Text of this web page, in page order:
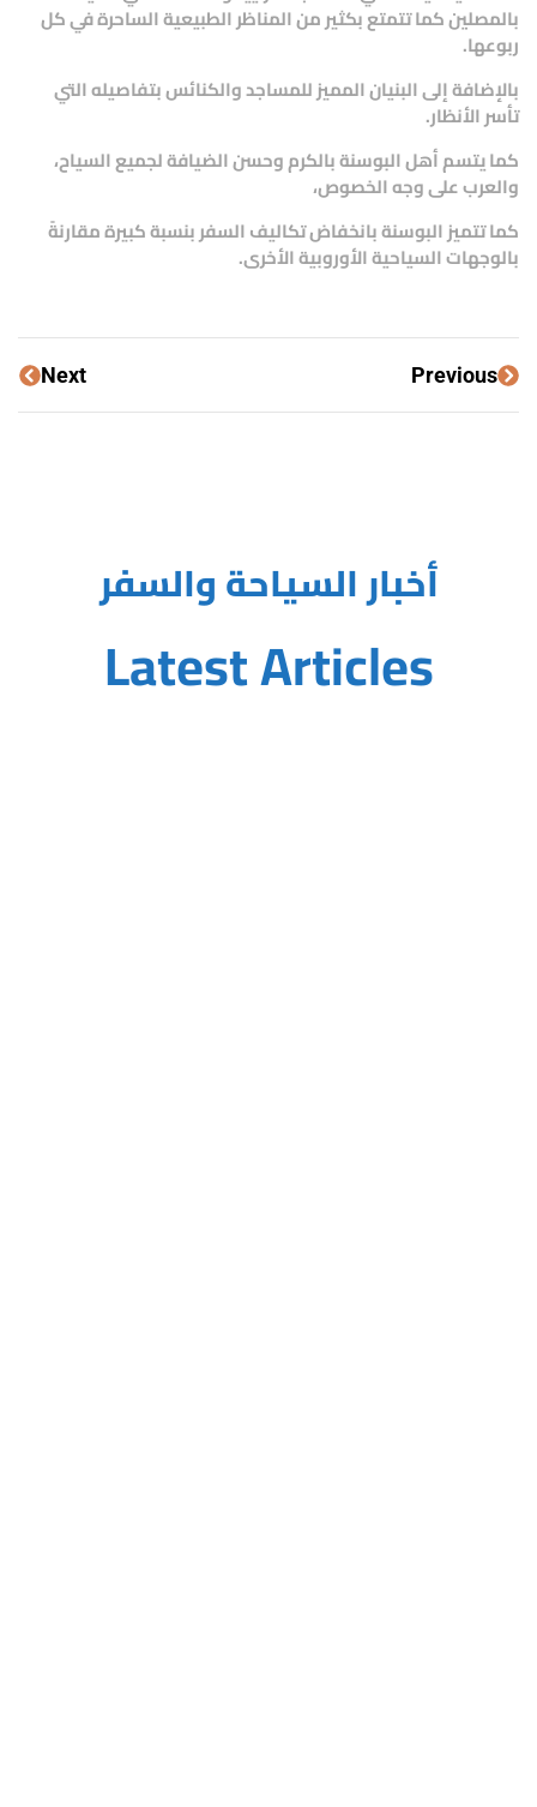
بالمصلين كما تتمتع بكثير من المناظر الطبيعية الساحرة في كل
ربوعها.
بالإضافة إلى البنيان المميز للمساجد والكنائس بتفاصيله التي
تأسر الأنظار.
كما يتسم أهل البوسنة بالكرم وحسن الضيافة لجميع السياح،
والعرب على وجه الخصوص،
كما تتميز البوسنة بانخفاض تكاليف السفر بنسبة كبيرة مقارنةً
بالوجهات السياحية الأوروبية الأخرى.
Previous
Next
أخبار السياحة والسفر
Latest Articles